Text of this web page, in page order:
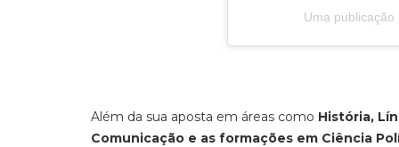
Uma publicação
Além da sua aposta em áreas como História,
Comunicação e as formações em Ciência